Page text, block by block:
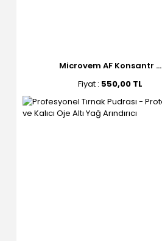
Microvem AF Konsantr ...
Fiyat : 550,00 TL